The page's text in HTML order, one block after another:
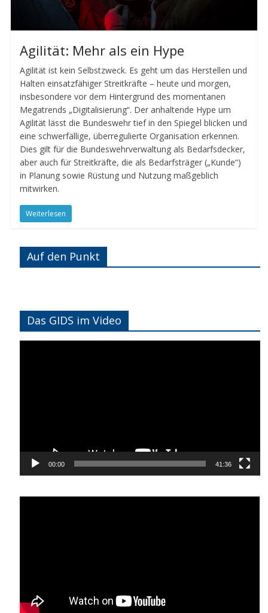
Agilität: Mehr als ein Hype
Agilität ist kein Selbstzweck. Es geht um das Herstellen und
Halten einsatzfähiger Streitkräfte – heute und morgen,
insbesondere vor dem Hintergrund des momentanen
Megatrends „Digitalisierung“. Der anhaltende Hype um
Agilität lässt die Bundeswehr tief in den Spiegel blicken und
eine schwerfällige, überregulierte Organisation erkennen.
Dies gilt für die Bundeswehrverwaltung als Bedarfsdecker,
aber auch für Streitkräfte, die als Bedarfsträger („Kunde“)
in Planung sowie Rüstung und Nutzung maßgeblich
mitwirken.
Weiterlesen
Auf den Punkt
Das GIDS im Video
00:00 41:36